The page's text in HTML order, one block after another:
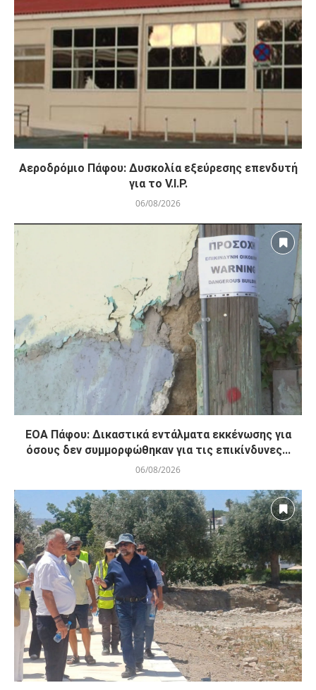
Αεροδρόμιο Πάφου: Δυσκολία εξεύρεσης επενδυτή
για το V.I.P.
06/08/2026
ΕΟΑ Πάφου: Δικαστικά εντάλματα εκκένωσης για
όσους δεν συμμορφώθηκαν για τις επικίνδυνες...
06/08/2026